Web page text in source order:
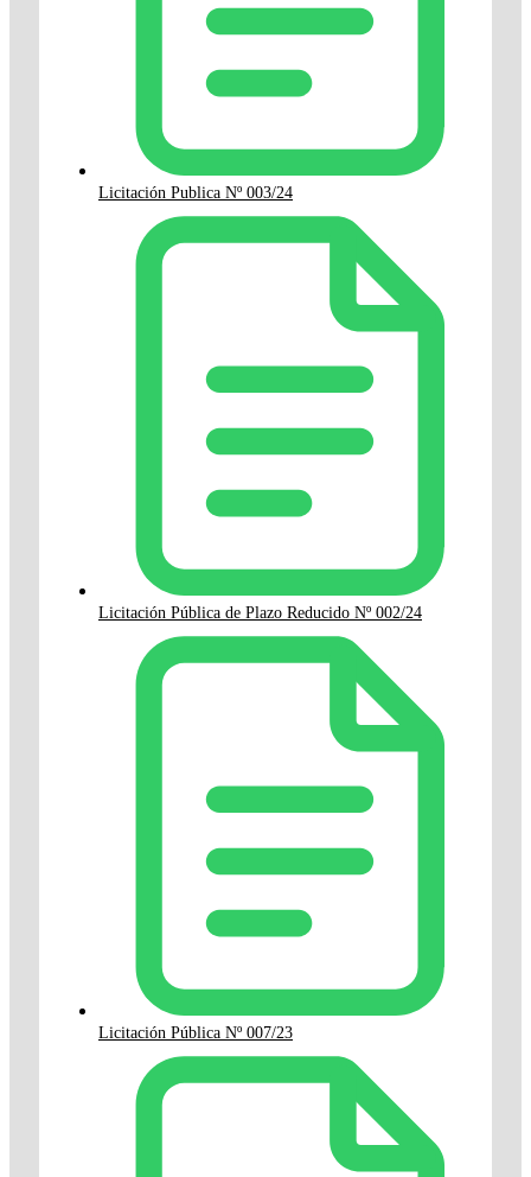
Licitación Publica Nº 003/24
Licitación Pública de Plazo Reducido Nº 002/24
Licitación Pública Nº 007/23